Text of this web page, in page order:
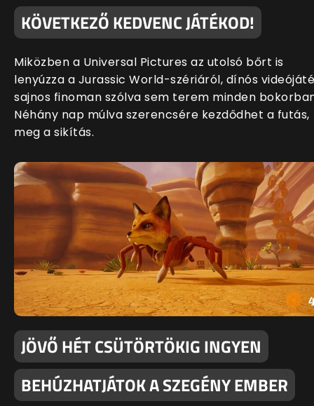
KÖVETKEZŐ KEDVENC JÁTÉKOD!
Miközben a Universal Pictures az utolsó bőrt is
lenyúzza a Jurassic World-szériáról, dínós
sajnos finoman szólva sem terem minden
Néhány nap múlva szerencsére kezdődhet a futás,
meg a sikítás.
JÖVŐ HÉT CSÜTÖRTÖKIG INGYEN
BEHÚZHATJÁTOK A SZEGÉNY EMBER